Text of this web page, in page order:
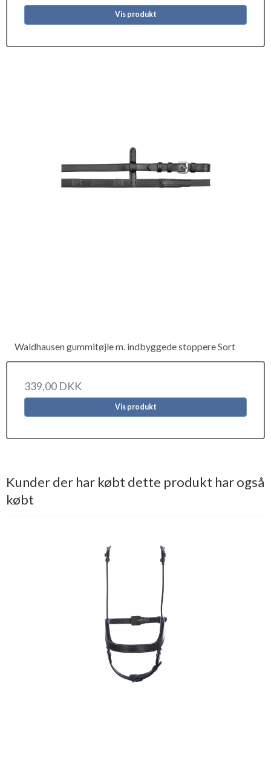
Vis produkt
Waldhausen gummitøjle m. indbyggede stoppere Sort
339,00 DKK
Vis produkt
Kunder der har købt dette produkt har også
købt